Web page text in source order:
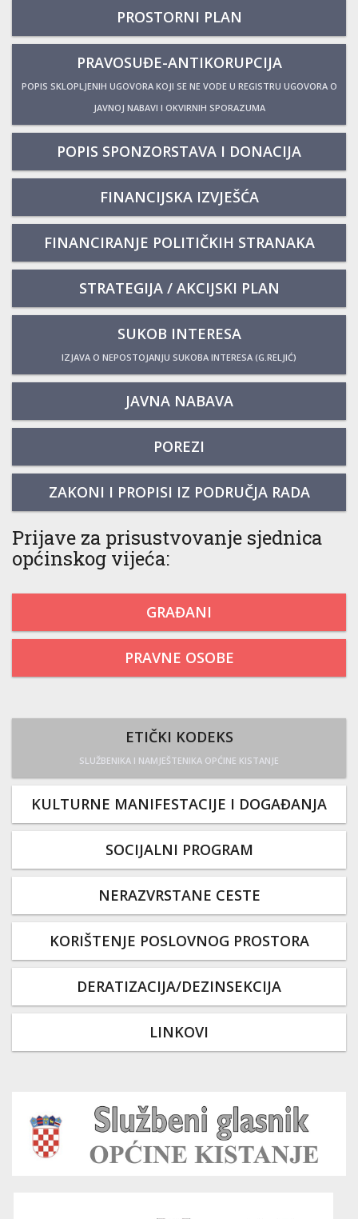
PROSTORNI PLAN
PRAVOSUĐE-ANTIKORUPCIJA
POPIS SKLOPLJENIH UGOVORA KOJI SE NE VODE U REGISTRU UGOVORA O
JAVNOJ NABAVI I OKVIRNIH SPORAZUMA
POPIS SPONZORSTAVA I DONACIJA
FINANCIJSKA IZVJEŠĆA
FINANCIRANJE POLITIČKIH STRANAKA
STRATEGIJA / AKCIJSKI PLAN
SUKOB INTERESA
IZJAVA O NEPOSTOJANJU SUKOBA INTERESA (G.RELJIĆ)
JAVNA NABAVA
POREZI
ZAKONI I PROPISI IZ PODRUČJA RADA
Prijave za prisustvovanje sjednica
općinskog vijeća:
GRAĐANI
PRAVNE OSOBE
ETIČKI KODEKS
SLUŽBENIKA I NAMJEŠTENIKA OPĆINE KISTANJE
KULTURNE MANIFESTACIJE I DOGAĐANJA
SOCIJALNI PROGRAM
NERAZVRSTANE CESTE
KORIŠTENJE POSLOVNOG PROSTORA
DERATIZACIJA/DEZINSEKCIJA
LINKOVI